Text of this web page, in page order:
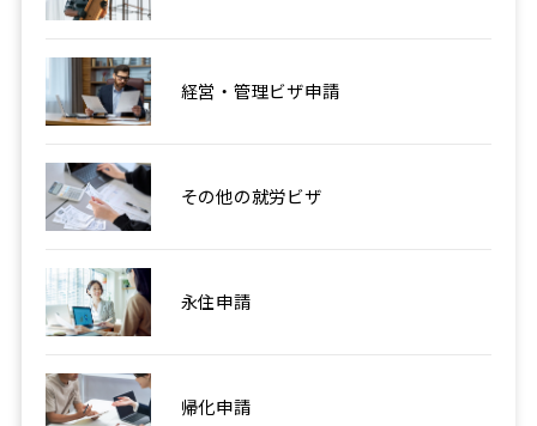
経営・管理ビザ申請
その他の就労ビザ
永住申請
帰化申請